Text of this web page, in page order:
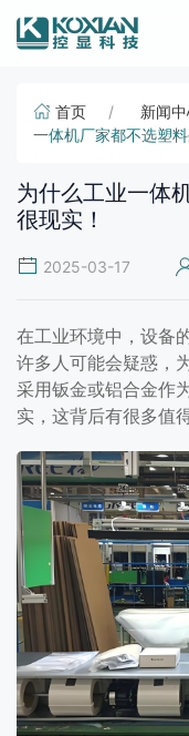
首页 新闻
一体机厂家都不选塑
为什么工业一体
很现实！
2025-03-17
在工业环境中，设备
许多人可能会疑惑，
采用钣金或铝合金作
实，这背后有很多值